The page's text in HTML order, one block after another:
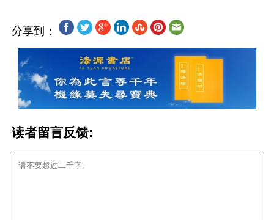
分享到：
读者留言反馈: